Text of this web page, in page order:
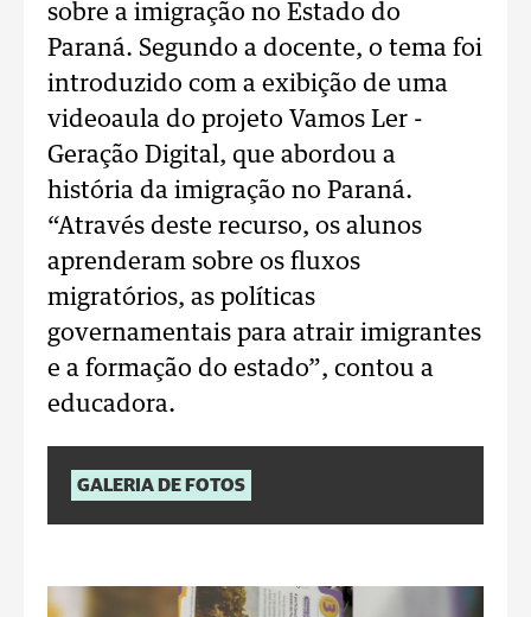
sobre a imigração no Estado do
Paraná. Segundo a docente, o tema foi
introduzido com a exibição de uma
videoaula do projeto Vamos Ler -
Geração Digital, que abordou a
história da imigração no Paraná.
“Através deste recurso, os alunos
aprenderam sobre os fluxos
migratórios, as políticas
governamentais para atrair imigrantes
e a formação do estado”, contou a
educadora.
GALERIA DE FOTOS